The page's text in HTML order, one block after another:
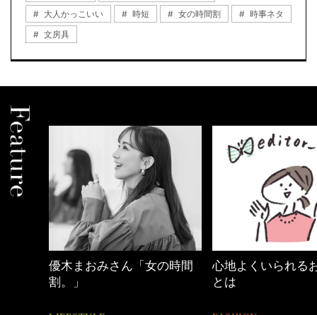
大人かっこいい
時短 女の時間割
時事ネタ
文房具
おみさん「女の時間
心地よくいられるおしゃれ